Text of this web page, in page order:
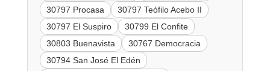
30797 Procasa
30797 Teófilo Acebo II
30797 El Suspiro
30799 El Confite
30803 Buenavista
30767 Democracia
30794 San José El Edén